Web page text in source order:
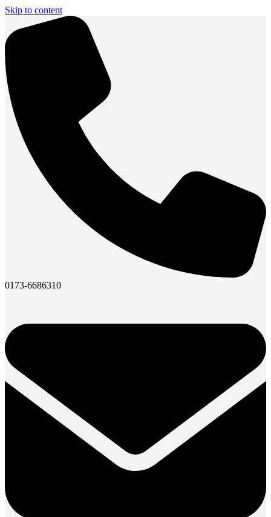
Skip to content
0173-6686310